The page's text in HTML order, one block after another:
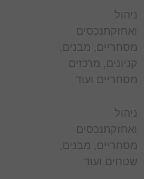
ניהול
ואחזקתנכסים
מסחריים, מבנים,
קניונים, מרכזים
מסחריים ועוד
ניהול
ואחזקתנכסים
מסחריים, מבנים,
שטחים ועוד